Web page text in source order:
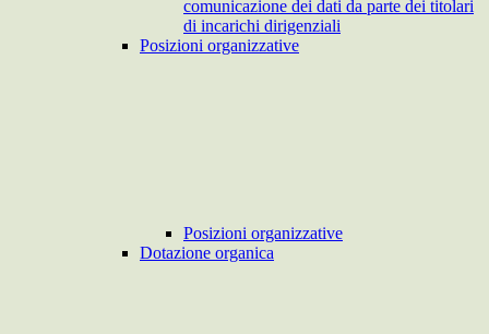
comunicazione dei dati da parte dei titolari
di incarichi dirigenziali
Posizioni organizzative
Posizioni organizzative
Dotazione organica